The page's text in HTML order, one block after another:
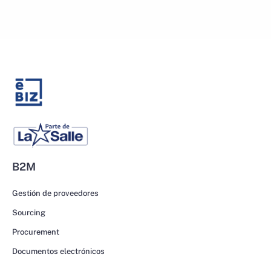
B2M
Gestión de proveedores
Sourcing
Procurement
Documentos electrónicos